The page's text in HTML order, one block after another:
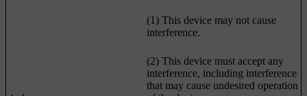
(1) This device may not cause
interference.
(2) This device must accept any
interference, including interference
that may cause undesired operation